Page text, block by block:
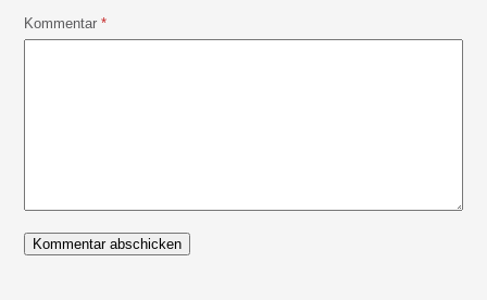
Kommentar*